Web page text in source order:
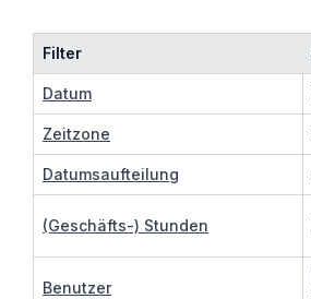
Filter
Datum
Zeitzone
Datumsaufteilung
(Geschäfts-) Stunden
Benutzer